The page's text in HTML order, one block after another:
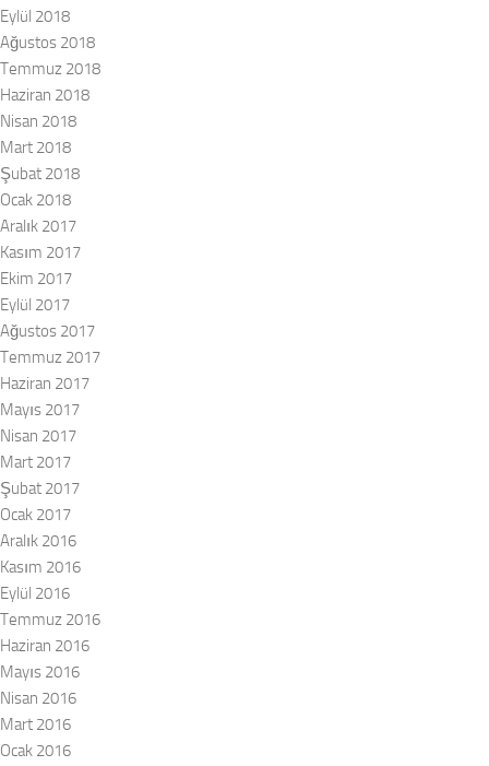
Eylül 2018
Ağustos 2018
Temmuz 2018
Haziran 2018
Nisan 2018
Mart 2018
Şubat 2018
Ocak 2018
Aralık 2017
Kasım 2017
Ekim 2017
Eylül 2017
Ağustos 2017
Temmuz 2017
Haziran 2017
Mayıs 2017
Nisan 2017
Mart 2017
Şubat 2017
Ocak 2017
Aralık 2016
Kasım 2016
Eylül 2016
Temmuz 2016
Haziran 2016
Mayıs 2016
Nisan 2016
Mart 2016
Ocak 2016